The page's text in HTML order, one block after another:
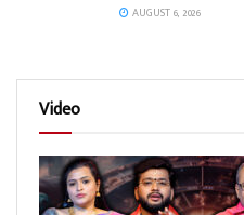
AUGUST 6, 2026
Video